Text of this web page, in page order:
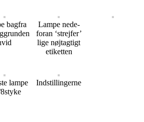
bagfra
Lampe nede-
foran ‘strejfer’
lige nøjtagtigt
etiketten
lampe
Indstillingerne